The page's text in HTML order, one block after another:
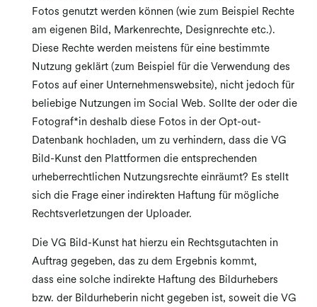
Fotos genutzt werden können (wie zum Beispiel Rechte
am eigenen Bild, Markenrechte, Designrechte etc.).
Diese Rechte werden meistens für eine bestimmte
Nutzung geklärt (zum Beispiel für die Verwendung des
Fotos auf einer Unternehmenswebsite), nicht jedoch für
beliebige Nutzungen im Social Web. Sollte der oder die
Fotograf*in deshalb diese Fotos in der Opt-out-
Datenbank hochladen, um zu verhindern, dass die VG
Bild-Kunst den Plattformen die entsprechenden
urheberrechtlichen Nutzungsrechte einräumt? Es stellt
sich die Frage einer indirekten Haftung für mögliche
Rechtsverletzungen der Uploader.
Die VG Bild-Kunst hat hierzu ein Rechtsgutachten in
Auftrag gegeben, das zu dem Ergebnis kommt,
dass eine solche indirekte Haftung des Bildurhebers
bzw. der Bildurheberin nicht gegeben ist, soweit die VG